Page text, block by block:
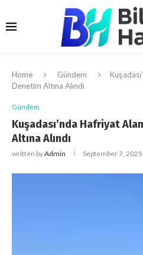
Home Gündem
Denetim Altına Alındı
Gündem
Kuşadası’nda Hafriyat
Altına Alındı
written byAdmin September 7, 2025